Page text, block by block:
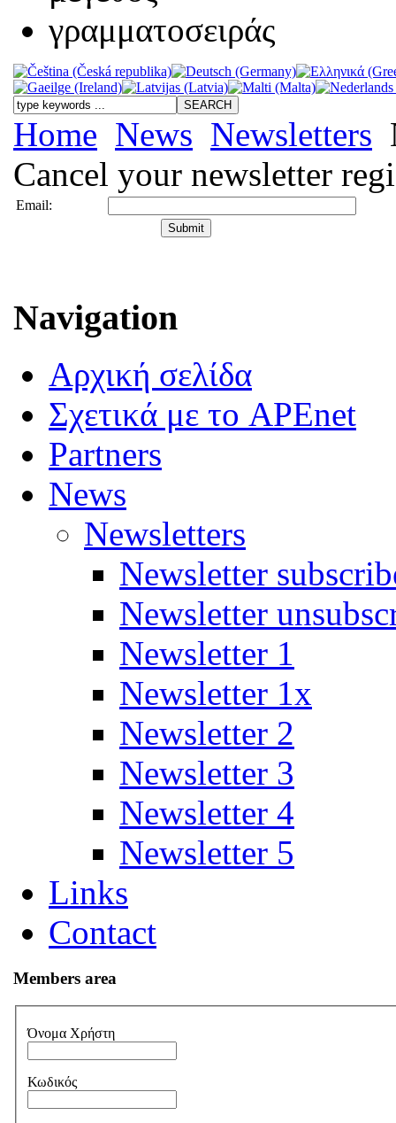
Home News Newsletters
Cancel your newsletter
Email:
Navigation
Αρχική σελίδα
Σχετικά με το APEnet
Partners
News
Newsletters
Newsletter
Newsletter
Newsletter 1
Newsletter 1x
Newsletter 2
Newsletter 3
Newsletter 4
Newsletter 5
Links
Contact
Members area
Όνομα Χρήστη
Κωδικός